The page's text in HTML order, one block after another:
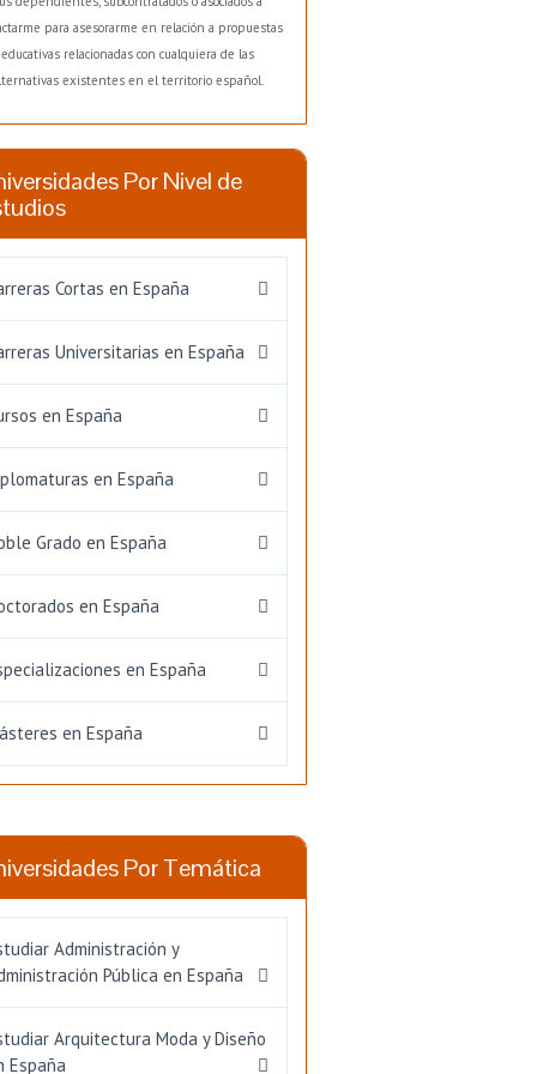
para asesorarme en relación a propuestas
educativas relacionadas con cualquiera de las
existentes en el territorio español.
Por Nivel de
Cortas en España
Universitarias en España
en España
en España
Grado en España
en España
en España
en España
Por Temática
Administración y
Pública en España
Arquitectura Moda y Diseño
España